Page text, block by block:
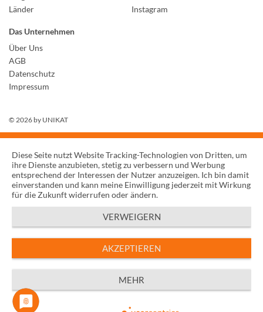
Länder
Instagram
Das Unternehmen
Über Uns
AGB
Datenschutz
Impressum
© 2026 by UNIKAT
Diese Seite nutzt Website Tracking-Technologien von Dritten, um
ihre Dienste anzubieten, stetig zu verbessern und Werbung
entsprechend der Interessen der Nutzer anzuzeigen. Ich bin damit
einverstanden und kann meine Einwilligung jederzeit mit Wirkung
für die Zukunft widerrufen oder ändern.
VERWEIGERN
AKZEPTIEREN
MEHR